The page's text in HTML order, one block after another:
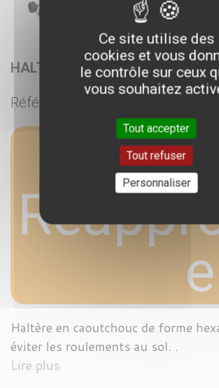
HALTÈRE HEXAGONALE 12,5KG
Référence :
En
Haltère en caoutchouc de forme
éviter les roulements au sol. .
Lire plus
Ce site utilise des
cookies et vous
le contrôle sur ceux
vous souhaitez
Tout accepter
Tout refuser
Personnaliser